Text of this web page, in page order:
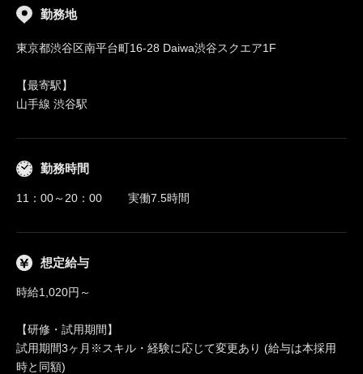
勤務地
東京都渋谷区南平台町16-28 Daiwa渋谷スクエア1F
【最寄駅】
山手線 渋谷駅
勤務時間
11：00～20：00 実働7.5時間
想定給与
時給1,020円～
【研修・試用期間】
試用期間3ヶ月※スキル・経験に応じて変更あり (給与は本採用
時と同額)